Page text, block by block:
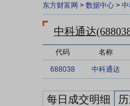
东方财富网 > 数据中心 >
中科通达
代码 名称
688038 中科通达
每日成交明细